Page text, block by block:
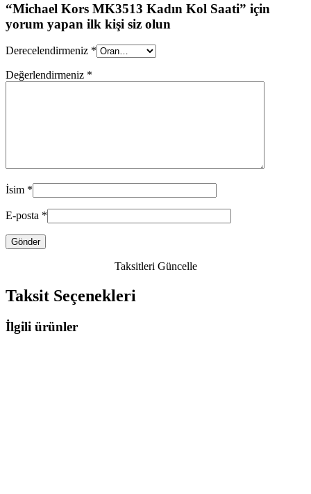
“Michael Kors MK3513 Kadın Kol Saati” için
yorum yapan ilk kişi siz olun
Derecelendirmeniz *
Değerlendirmeniz *
İsim *
E-posta *
Taksitleri Güncelle
Taksit Seçenekleri
İlgili ürünler